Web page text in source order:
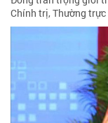
Chính trị, Thường